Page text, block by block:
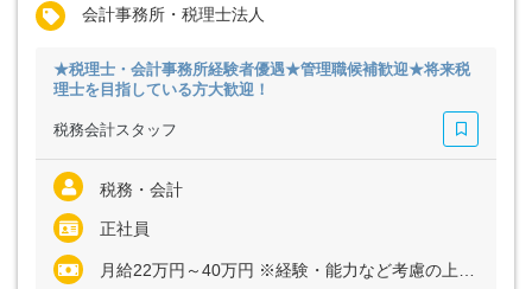
会計事務所・税理士法人
★税理士・会計事務所経験者優遇★管理職候補歓迎★将来税
理士を目指している方大歓迎！
税務会計スタッフ
税務・会計
正社員
月給22万円～40万円 ※経験・能力など考慮の上、決定いたします ※残業代は全額支給